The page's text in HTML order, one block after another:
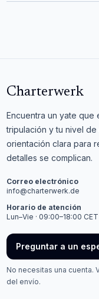
Charterwerk
Encuentra un yate que
tripulación y tu nivel
orientación clara para
detalles se complican.
Correo electrónico
info@charterwerk.de
Horario de atención
Lun–Vie · 09:00–18:00 CET
Preguntar a un
No necesitas una cuenta.
del envío.